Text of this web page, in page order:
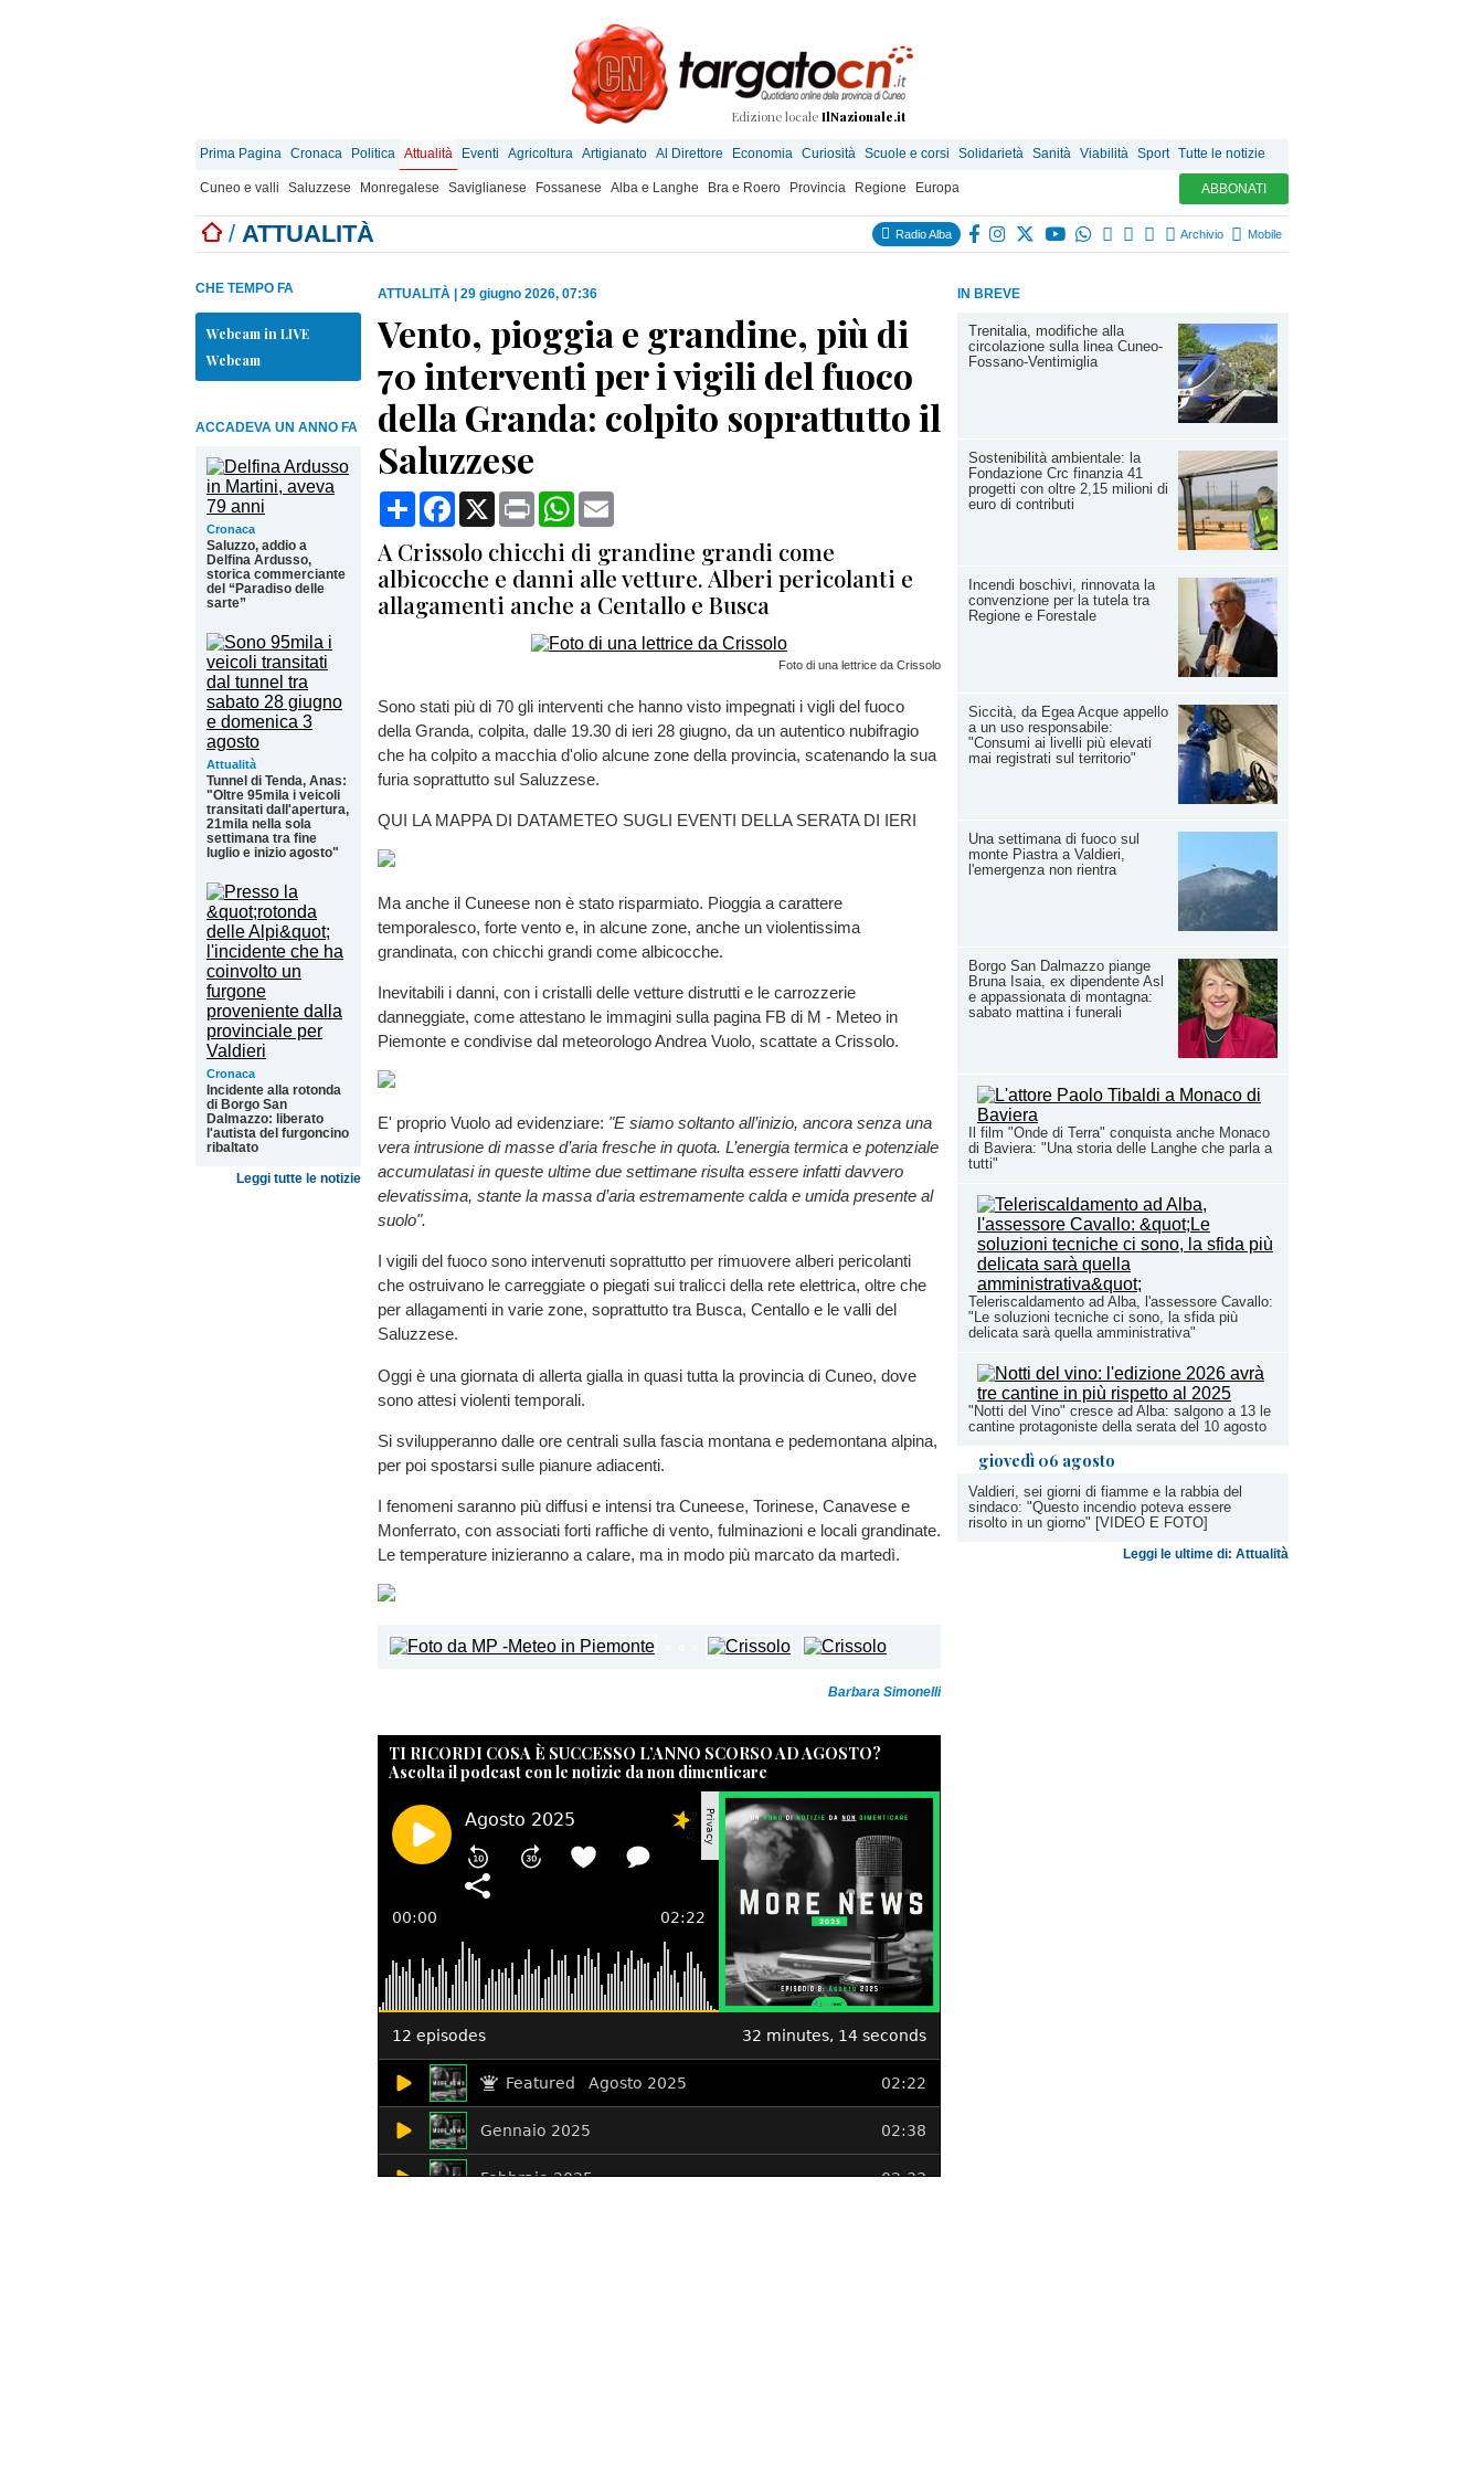
Edizione locale IlNazionale.it
Prima Pagina Cronaca Politica Attualità Eventi Agricoltura Artigianato Al Direttore Economia Curiosità Scuole e corsi Solidarietà Sanità Viabilità Sport Tutte le notizie
Cuneo e valli Saluzzese Monregalese Saviglianese Fossanese Alba e Langhe Bra e Roero Provincia Regione Europa ABBONATI
/ ATTUALITÀ Radio Alba Archivio Mobile
IN BREVE
Trenitalia, modifiche alla
circolazione sulla linea Cuneo-
Fossano-Ventimiglia
Sostenibilità ambientale: la
Fondazione Crc finanzia 41
progetti con oltre 2,15 milioni di
euro di contributi
Incendi boschivi, rinnovata la
convenzione per la tutela tra
Regione e Forestale
Siccità, da Egea Acque appello
a un uso responsabile:
"Consumi ai livelli più elevati
mai registrati sul territorio"
Una settimana di fuoco sul
monte Piastra a Valdieri,
l'emergenza non rientra
Borgo San Dalmazzo piange
Bruna Isaia, ex dipendente Asl
e appassionata di montagna:
sabato mattina i funerali
Il film "Onde di Terra" conquista anche Monaco
di Baviera: "Una storia delle Langhe che parla a
tutti"
Teleriscaldamento ad Alba, l'assessore Cavallo:
"Le soluzioni tecniche ci sono, la sfida più
delicata sarà quella amministrativa"
"Notti del Vino" cresce ad Alba: salgono a 13 le
cantine protagoniste della serata del 10 agosto
giovedì 06 agosto
Valdieri, sei giorni di fiamme e la rabbia del
sindaco: "Questo incendio poteva essere
risolto in un giorno" [VIDEO E FOTO]
Leggi le ultime di: Attualità
CHE TEMPO FA
Webcam in LIVE
Webcam
ACCADEVA UN ANNO FA
Cronaca
Saluzzo, addio a
Delfina Ardusso,
storica commerciante
del “Paradiso delle
sarte”
Attualità
Tunnel di Tenda, Anas:
"Oltre 95mila i veicoli
transitati dall'apertura,
21mila nella sola
settimana tra fine
luglio e inizio agosto"
Cronaca
Incidente alla rotonda
di Borgo San
Dalmazzo: liberato
l'autista del furgoncino
ribaltato
Leggi tutte le notizie
ATTUALITÀ 29 giugno 2026, 07:36
Vento, pioggia e grandine, più di
70 interventi per i vigili del fuoco
della Granda: colpito soprattutto il
Saluzzese
CondividiFacebook
X Print WhatsApp
A Crissolo chicchi di grandine grandi come
albicocche e danni alle vetture. Alberi pericolanti e
allagamenti anche a Centallo e Busca
Foto di una lettrice da Crissolo
Sono stati più di 70 gli interventi che hanno visto impegnati i vigli del fuoco
della Granda, colpita, dalle 19.30 di ieri 28 giugno, da un autentico nubifragio
che ha colpito a macchia d'olio alcune zone della provincia, scatenando la sua
furia soprattutto sul Saluzzese.
QUI LA MAPPA DI DATAMETEO SUGLI EVENTI DELLA SERATA DI IERI
Ma anche il Cuneese non è stato risparmiato. Pioggia a carattere
temporalesco, forte vento e, in alcune zone, anche un violentissima
grandinata, con chicchi grandi come albicocche.
Inevitabili i danni, con i cristalli delle vetture distrutti e le carrozzerie
danneggiate, come attestano le immagini sulla pagina FB di M - Meteo in
Piemonte e condivise dal meteorologo Andrea Vuolo, scattate a Crissolo.
E' proprio Vuolo ad evidenziare: "E siamo soltanto all’inizio, ancora senza una
vera intrusione di masse d’aria fresche in quota. L’energia termica e potenziale
accumulatasi in queste ultime due settimane risulta essere infatti davvero
elevatissima, stante la massa d’aria estremamente calda e umida presente al
suolo".
I vigili del fuoco sono intervenuti soprattutto per rimuovere alberi pericolanti
che ostruivano le carreggiate o piegati sui tralicci della rete elettrica, oltre che
per allagamenti in varie zone, soprattutto tra Busca, Centallo e le valli del
Saluzzese.
Oggi è una giornata di allerta gialla in quasi tutta la provincia di Cuneo, dove
sono attesi violenti temporali.
Si svilupperanno dalle ore centrali sulla fascia montana e pedemontana alpina,
per poi spostarsi sulle pianure adiacenti.
I fenomeni saranno più diffusi e intensi tra Cuneese, Torinese, Canavese e
Monferrato, con associati forti raffiche di vento, fulminazioni e locali grandinate.
Le temperature inizieranno a calare, ma in modo più marcato da martedì.
Barbara Simonelli
TI RICORDI COSA È SUCCESSO L’ANNO SCORSO AD AGOSTO?
Ascolta il podcast con le notizie da non dimenticare